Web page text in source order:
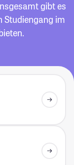
gibt es
Studiengang im